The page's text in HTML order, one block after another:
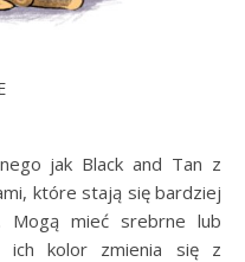
jak Black and Tan z
które stają się bardziej
Mogą mieć srebrne lub
ich kolor zmienia się z